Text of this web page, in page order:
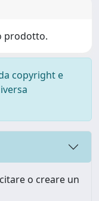
prodotto.
copyright e
o creare un